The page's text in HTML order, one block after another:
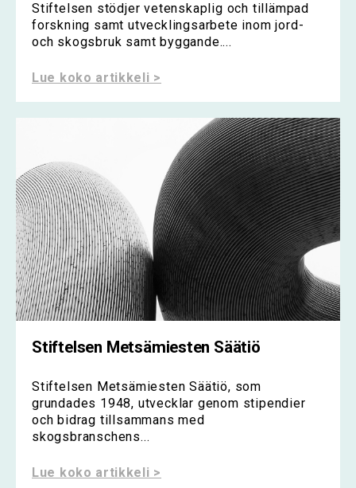
Stiftelsen stödjer vetenskaplig och tillämpad
forskning samt utvecklingsarbete inom jord-
och skogsbruk samt byggande....
Lue koko artikkeli >
Stiftelsen Metsämiesten Säätiö
Stiftelsen Metsämiesten Säätiö, som
grundades 1948, utvecklar genom stipendier
och bidrag tillsammans med
skogsbranschens...
Lue koko artikkeli >